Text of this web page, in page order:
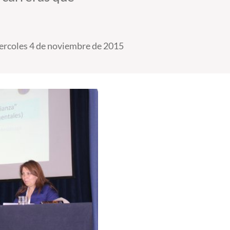
4 de noviembre de 2015